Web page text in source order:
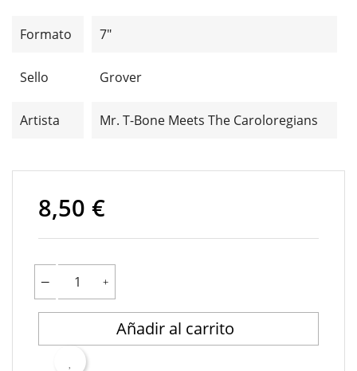
Formato 7"
Sello Grover
Artista Mr. T-Bone Meets The Caroloregians
8,50 €
Añadir al carrito